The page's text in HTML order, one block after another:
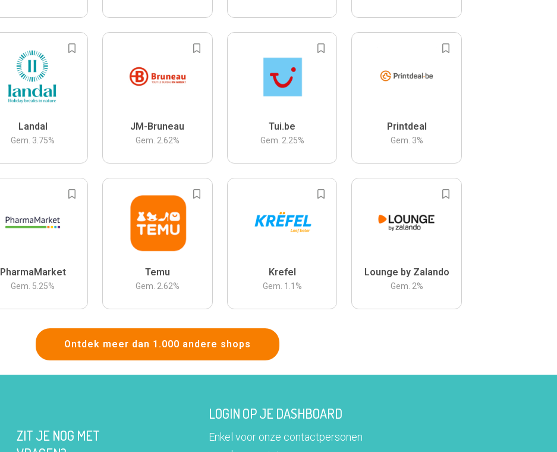
Landal
Gem. 3.75%
JM-Bruneau
Gem. 2.62%
Tui.be
Gem. 2.25%
Printdeal
Gem. 3%
PharmaMarket
Gem. 5.25%
Temu
Gem. 2.62%
Krefel
Gem. 1.1 %
Lounge by Zalando
Gem. 2%
Ontdek meer dan 1.000 andere shops
ZIT JE NOG MET
LOGIN OP JE DASHBOARD
Enkel voor onze contactpersonen